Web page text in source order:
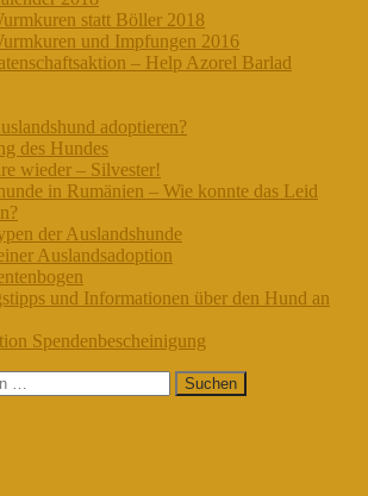
statt Böller 2018
und Impfungen 2016
– Help Azorel Barlad
adoptieren?
des Hundes
wieder – Silvester!
in Rumänien – Wie konnte das Leid
der Auslandshunde
Auslandsadoption
und Informationen über den Hund an
Spendenbescheinigung